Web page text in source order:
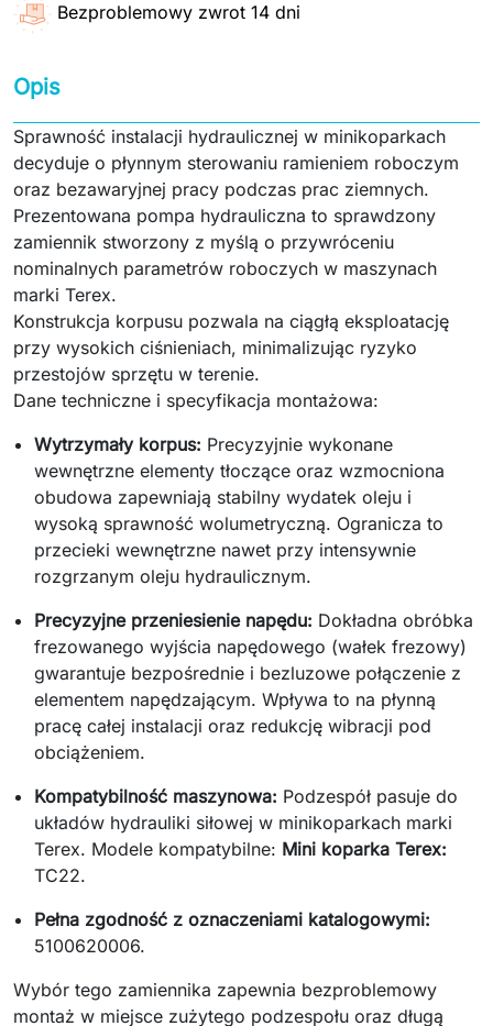
Bezproblemowy zwrot 14 dni
Opis
Sprawność instalacji hydraulicznej w minikoparkach
decyduje o płynnym sterowaniu ramieniem roboczym
oraz bezawaryjnej pracy podczas prac ziemnych.
Prezentowana pompa hydrauliczna to sprawdzony
zamiennik stworzony z myślą o przywróceniu
nominalnych parametrów roboczych w maszynach
marki Terex.
Konstrukcja korpusu pozwala na ciągłą eksploatację
przy wysokich ciśnieniach, minimalizując ryzyko
przestojów sprzętu w terenie.
Dane techniczne i specyfikacja montażowa:
Wytrzymały korpus: Precyzyjnie wykonane
wewnętrzne elementy tłoczące oraz wzmocniona
obudowa zapewniają stabilny wydatek oleju i
wysoką sprawność wolumetryczną. Ogranicza to
przecieki wewnętrzne nawet przy intensywnie
rozgrzanym oleju hydraulicznym.
Precyzyjne przeniesienie napędu: Dokładna obróbka
frezowanego wyjścia napędowego (wałek frezowy)
gwarantuje bezpośrednie i bezluzowe połączenie z
elementem napędzającym. Wpływa to na płynną
pracę całej instalacji oraz redukcję wibracji pod
obciążeniem.
Kompatybilność maszynowa: Podzespół pasuje do
układów hydrauliki siłowej w minikoparkach marki
Terex. Modele kompatybilne: Mini koparka Terex:
TC22.
Pełna zgodność z oznaczeniami katalogowymi:
5100620006.
Wybór tego zamiennika zapewnia bezproblemowy
montaż w miejsce zużytego podzespołu oraz długą